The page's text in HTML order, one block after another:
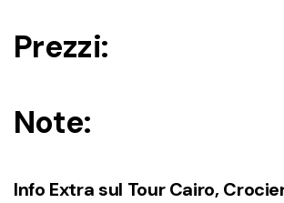
Prezzi:
Note:
Info Extra sul Tour Cairo,